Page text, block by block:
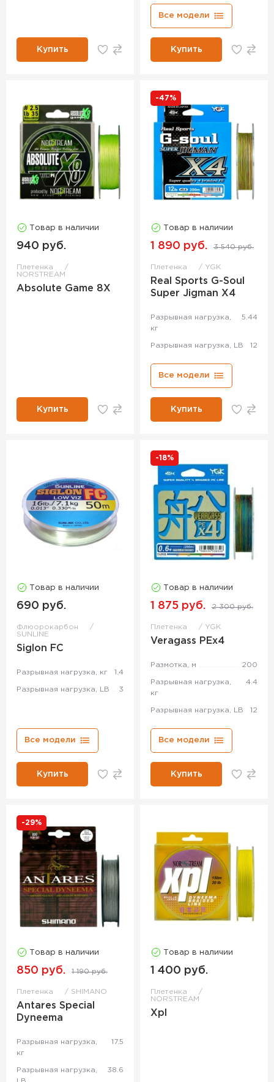
Купить
Все модели
Купить
Товар в наличии
940 руб.
Плетенка
NORSTREAM
Absolute Game 8X
Купить
-47%
Товар в наличии
1 890 руб. 3 540 руб.
Плетенка YGK
Real Sports G-Soul
Super Jigman X4
Разрывная нагрузка,
кг
5.44
Разрывная нагрузка, LB 12
Все модели
Купить
Товар в наличии
690 руб.
Флюорокарбон
SUNLINE
Siglon FC
Разрывная нагрузка, кг 1.4
Разрывная нагрузка, LB 3
Все модели
Купить
-18%
Товар в наличии
1 875 руб. 2 300 руб.
Плетенка YGK
Veragass PEx4
Размотка, м 200
Разрывная нагрузка,
кг
4.4
Разрывная нагрузка, LB 12
Все модели
Купить
-29%
Товар в наличии
850 руб. 1 190 руб.
Плетенка SHIMANO
Antares Special
Dyneema
Разрывная нагрузка,
кг
17.5
Разрывная нагрузка,
38.6
Товар в наличии
1 400 руб.
Плетенка
NORSTREAM
Xpl